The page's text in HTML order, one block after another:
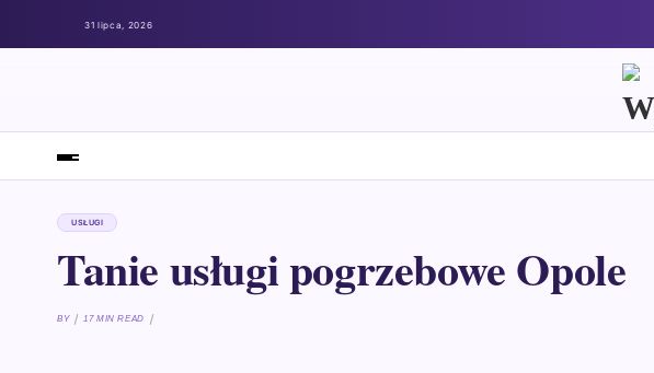
31 lipca, 2026
USŁUGI
Tanie usługi pogrzebowe Opole
BY 17 MIN READ